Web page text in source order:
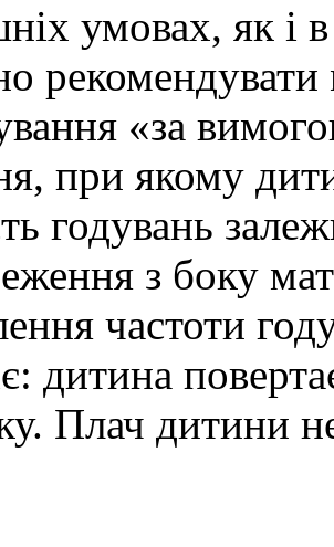
умовах, як і
рекомендувати
«за
при якому
годувань
з боку
частоти
дитина
Плач дитини